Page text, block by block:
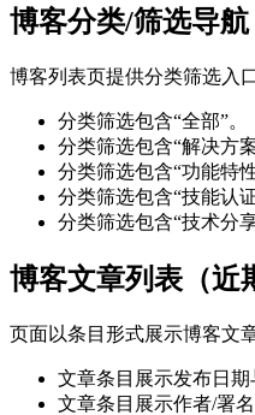
博客分类/筛选导航
博客列表页提供分类筛选入
分类筛选包含“全部”。
分类筛选包含“解决方案
分类筛选包含“功能特性
分类筛选包含“技能认证
分类筛选包含“技术分
博客文章列表（近
页面以条目形式展示博客文
文章条目展示发布日期
文章条目展示作者/署名